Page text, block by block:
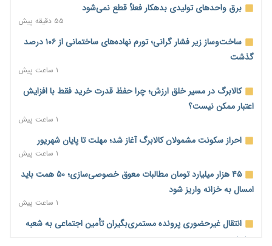
برق واحدهای تولیدی بدهکار فعلاً قطع نمی‌شود
۵۵ دقیقه پیش
ساخت‌وساز زیر فشار گرانی؛ تورم نهاده‌های ساختمانی از ۱۰۶ درصد
گذشت
۱ ساعت پیش
کالابرگ در مسیر خلق ارزش؛ چرا حفظ قدرت خرید فقط با افزایش
اعتبار ممکن نیست؟
۱ ساعت پیش
احراز سکونت مشمولان کالابرگ آغاز شد؛ مهلت تا پایان شهریور
۱ ساعت پیش
۴۵ هزار میلیارد تومان مطالبات معوق خصوصی‌سازی؛ ۵۰ همت باید
امسال به خزانه واریز شود
۱ ساعت پیش
انتقال غیرحضوری پرونده مستمری‌بگیران تأمین اجتماعی به شعبه
جدید